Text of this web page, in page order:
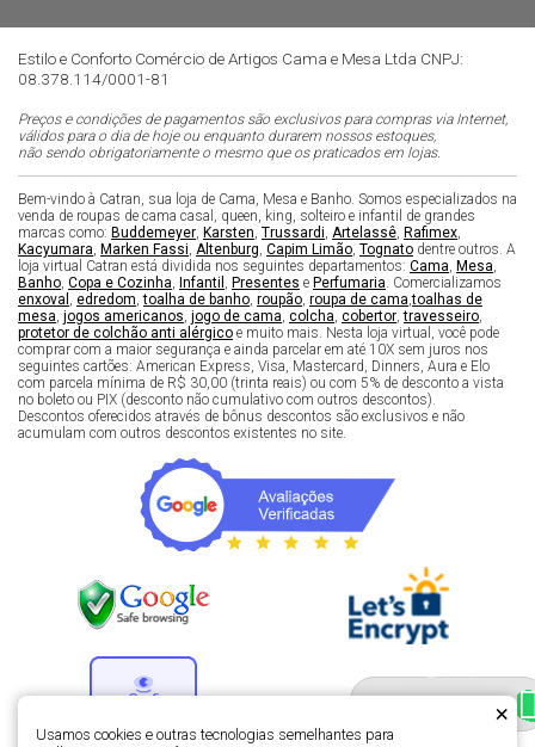
Estilo e Conforto Comércio de Artigos Cama e Mesa Ltda CNPJ:
08.378.114/0001-81
Preços e condições de pagamentos são exclusivos para compras via Internet,
válidos para o dia de hoje ou enquanto durarem nossos estoques,
não sendo obrigatoriamente o mesmo que os praticados em lojas.
Bem-vindo à Catran, sua loja de Cama, Mesa e Banho. Somos especializados na
venda de roupas de cama casal, queen, king, solteiro e infantil de grandes
marcas como: Buddemeyer Karsten Trussardi Artelassê Rafimex
Kacyumara Marken Fassi Altenburg Capim Limão Tognato dentre outros. A
loja virtual Catran está dividida nos seguintes departamentos: Cama Mesa
Banho Copa e Cozinha Infantil Presentes e Perfumaria . Comercializamos
enxoval
edredom ,toalha de banho roupão roupa de cama ,toalhas de
mesa jogos americanos jogo de cama colcha cobertor ,travesseiro
protetor de colchão anti alérgico e muito mais. Nesta loja virtual, você pode
comprar com a maior segurança e ainda parcelar em até 10X sem juros nos
seguintes cartões: American Express, Visa, Mastercard, Dinners, Aura e Elo
com parcela mínima de R$ 30,00 (trinta reais) ou com 5% de desconto a vista
no boleto ou PIX (desconto não cumulativo com outros descontos).
Descontos oferecidos através de bônus descontos são exclusivos e não
acumulam com outros descontos existentes no site.
×
Usamos cookies e outras tecnologias semelhantes para
Fale com um especialista
enxoval